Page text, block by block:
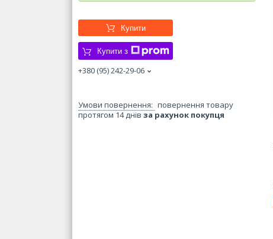
Купити
Купити з
+380 (95) 242-29-06
повернення товару
протягом 14 днів за рахунок покупця